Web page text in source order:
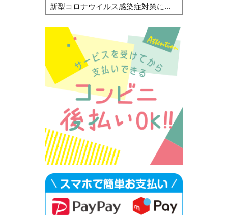
新型コロナウイルス感染症対策に...